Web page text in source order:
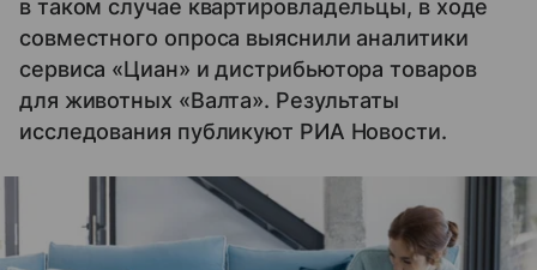
в таком случае квартировладельцы, в ходе
совместного опроса выяснили аналитики
сервиса «Циан» и дистрибьютора товаров
для животных «Валта». Результаты
исследования публикуют РИА Новости.